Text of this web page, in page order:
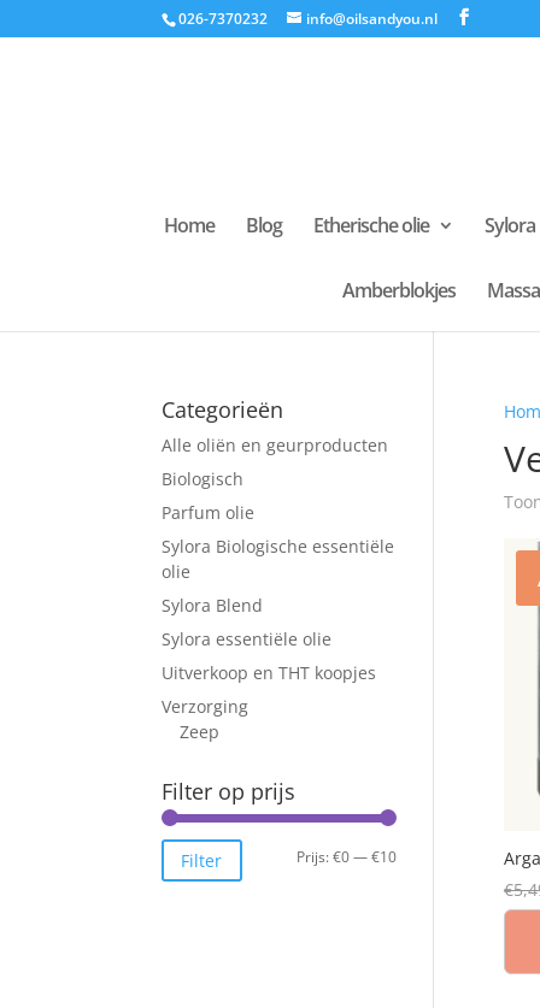
026-7370232 info@oilsandyou.nl
Home Blog Etherische olie Sylora
Amberblokjes
€
Categorieën
Alle oliën en geurproducten
Biologisch
Parfum olie
Sylora Biologische essentiële
olie
Sylora Blend
Sylora essentiële olie
Uitverkoop en THT koopjes
Verzorging
Zeep
Filter op prijs
Min.
Max.
Filter Prijs:€0—€10